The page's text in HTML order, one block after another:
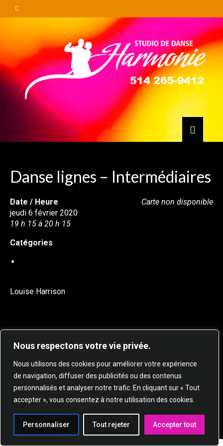
Nous respectons votre vie privée.
Nous utilisons des cookies pour améliorer votre expérience
de navigation, diffuser des publicités ou des contenus
personnalisés et analyser notre trafic. En cliquant sur « Tout
accepter », vous consentez à notre utilisation des cookies.
Personnaliser Tout rejeter Accepter tout
Danse lignes – Intermédiaires
Carte non disponible
Date / Heure
jeudi 6 février 2020
19 h 15 à 20 h 15
Catégories
Louise Harrison
© 2025 STUDIO DE DANSE HARMONIE TOUS
DROITS RÉSERVÉS.